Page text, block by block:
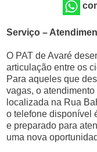
Serviço –
O PAT de Avaré
articulação entre os
Para aqueles que
vagas, o
localizada na Rua
o telefone disponível
e preparado para
uma nova